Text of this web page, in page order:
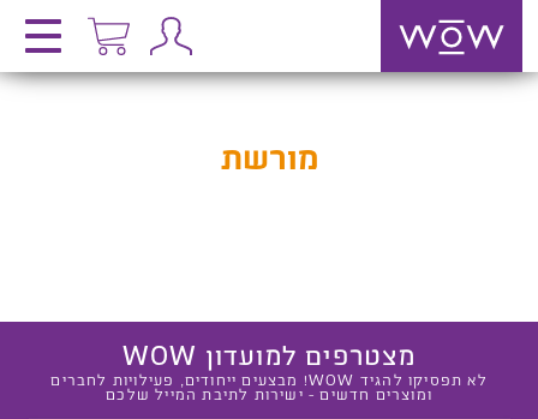
מורשת
מצטרפים למועדון WOW
לא תפסיקו להגיד WOW! מבצעים ייחודים, פעילויות לחברים
ומוצרים חדשים - ישירות לתיבת המייל שלכם